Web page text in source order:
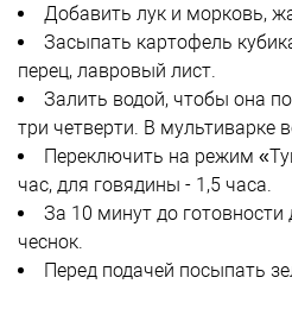
Добавить лук и морковь,
Засыпать картофель
перец, лавровый лист.
Залить водой, чтобы она
три четверти. В мультиварке
Переключить на режим
час, для говядины - 1,5 часа.
За 10 минут до
чеснок.
Перед подачей посыпать